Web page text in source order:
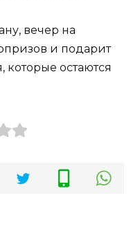
вечер на
и подарит
которые остаются